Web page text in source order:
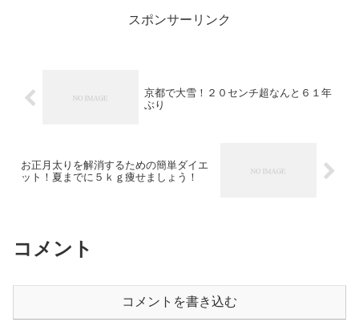
スポンサーリンク
京都で大雪！２０センチ超なんと６１年
ぶり
お正月太りを解消するための簡単ダイエ
ット！夏までに５ｋｇ痩せましょう！
コメント
コメントを書き込む